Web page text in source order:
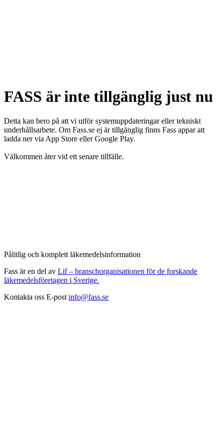
FASS är inte tillgänglig just nu
Detta kan bero på att vi utför systemuppdateringar eller tekniskt
underhållsarbete. Om Fass.se ej är tillgänglig finns Fass appar att
ladda ner via App Store eller Google Play.
Välkommen åter vid ett senare tillfälle.
Pålitlig och komplett läkemedelsinformation
Fass är en del av Lif – branschorganisationen för de forskande
läkemedelsföretagen i Sverige.
Kontakta oss E-post info@fass.se